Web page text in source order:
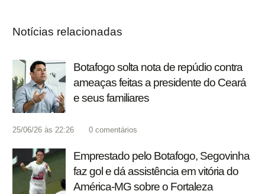
Notícias relacionadas
Botafogo solta nota de repúdio contra
ameaças feitas a presidente do Ceará
e seus familiares
25/06/26 às 22:26 0 comentários
Emprestado pelo Botafogo, Segovinha
faz gol e dá assistência em vitória do
América-MG sobre o Fortaleza